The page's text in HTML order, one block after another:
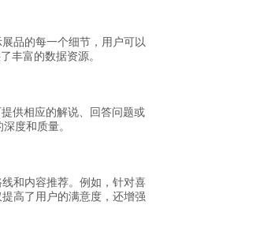
品的每一个细节，用户可以
丰富的数据资源。
供相应的解说、回答问题或
度和质量。
和内容推荐。例如，针对喜
高了用户的满意度，还增强